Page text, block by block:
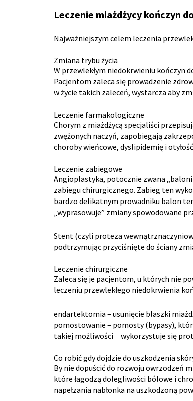
Leczenie miażdżycy kończyn
Najważniejszym celem leczenia
Zmiana trybu życia
W przewlekłym niedokrwieniu kończyn
Pacjentom zaleca się prowadzenie
w życie takich zaleceń, wystarcza aby
Leczenie farmakologiczne
Chorym z miażdżycą specjaliści
zwężonych naczyń, zapobiegają
choroby wieńcowe, dyslipidemię i
Leczenie zabiegowe
Angioplastyka, potocznie zwana
zabiegu chirurgicznego. Zabieg ten
bardzo delikatnym prowadniku balon
„wyprasowuje” zmiany spowodowane
Stent (czyli proteza
podtrzymując przyciśnięte do ściany
Leczenie chirurgiczne
Zaleca się je pacjentom, u których nie
leczeniu przewlekłego niedokrwienia
endartektomia – usunięcie blaszki
pomostowanie – pomosty (bypasy),
takiej możliwości wykorzystuje się
Co robić gdy dojdzie do uszkodzenia
By nie dopuścić do rozwoju owrzodzeń
które łagodzą dolegliwości bólowe i
napełzania nabłonka na uszkodzoną